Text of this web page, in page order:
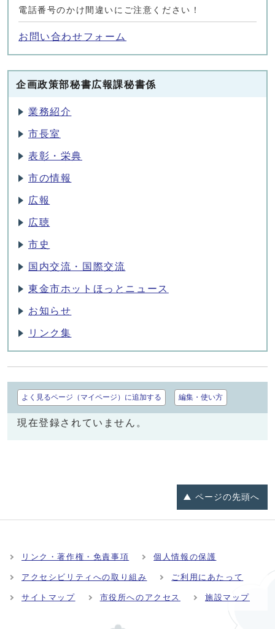
電話番号のかけ間違いにご注意ください！
お問い合わせフォーム
企画政策部秘書広報課秘書係
業務紹介
市長室
表彰・栄典
市の情報
広報
広聴
市史
国内交流・国際交流
東金市ホットほっとニュース
お知らせ
リンク集
よく見るページ（マイページ）に追加する 編集・使い方
現在登録されていません。
ページの先頭へ
リンク・著作権・免責事項 個人情報の保護
アクセシビリティへの取り組み ご利用にあたって
サイトマップ 市役所へのアクセス 施設マップ